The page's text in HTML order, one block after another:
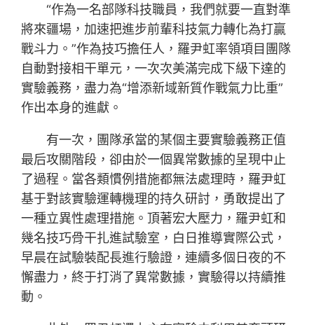
“作為一名部隊科技職員，我們就要一直對準
將來疆場，加速把進步前輩科技氣力轉化為打贏
戰斗力。”作為技巧擔任人，羅尹虹率領項目團隊
自動對接相干單元，一次次美滿完成下級下達的
實驗義務，盡力為“增添新域新質作戰氣力比重”
作出本身的進獻。
有一次，團隊承當的某個主要實驗義務正值
最后攻關階段，卻由於一個異常數據的呈現中止
了過程。當各類慣例措施都無法處理時，羅尹虹
基于對該實驗運轉機理的持久研討，勇敢提出了
一種立異性處理措施。頂著宏大壓力，羅尹虹和
幾名技巧骨干扎進試驗室，白日推導實際公式，
早晨在試驗裝配長進行驗證，連續多個日夜的不
懈盡力，終于打消了異常數據，實驗得以持續推
動。